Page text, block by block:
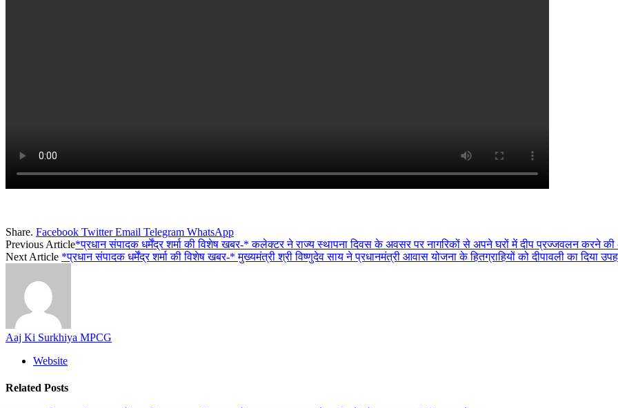
Share. Facebook Twitter Email Telegram WhatsApp
Previous Article*प्रधान संपादक धर्मेंद्र शर्मा की विशेष खबर-* कलेक्टर ने राज्य स्थापना दिवस के अवसर पर नागरिकों से अपने घरों में दीप प्रज्जवलन करने
Next Article *प्रधान संपादक धर्मेंद्र शर्मा की विशेष खबर-* मुख्यमंत्री श्री विष्णुदेव साय ने प्रधानमंत्री आवास योजना के हितग्राहियों को दीपावली का दिया
Aaj Ki Surkhiya MPCG
Website
Related Posts